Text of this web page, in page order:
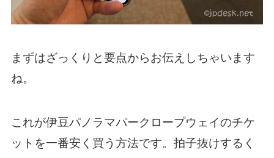
まずはざっくりと要点からお伝えしちゃいます
ね。
これが伊豆パノラマパークロープウェイのチケ
ットを一番安く買う方法です。拍子抜けするく